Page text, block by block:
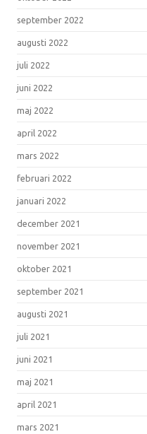
september 2022
augusti 2022
juli 2022
juni 2022
maj 2022
april 2022
mars 2022
februari 2022
januari 2022
december 2021
november 2021
oktober 2021
september 2021
augusti 2021
juli 2021
juni 2021
maj 2021
april 2021
mars 2021